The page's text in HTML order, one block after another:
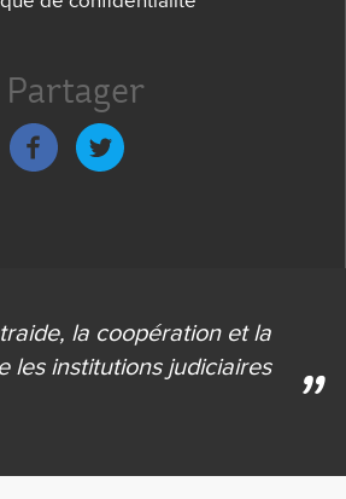
Partager
la coopération et la
les institutions judiciaires